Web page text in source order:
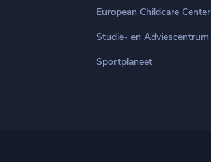
European Childcare Center
Studie- en Adviescentrum
Sportplaneet